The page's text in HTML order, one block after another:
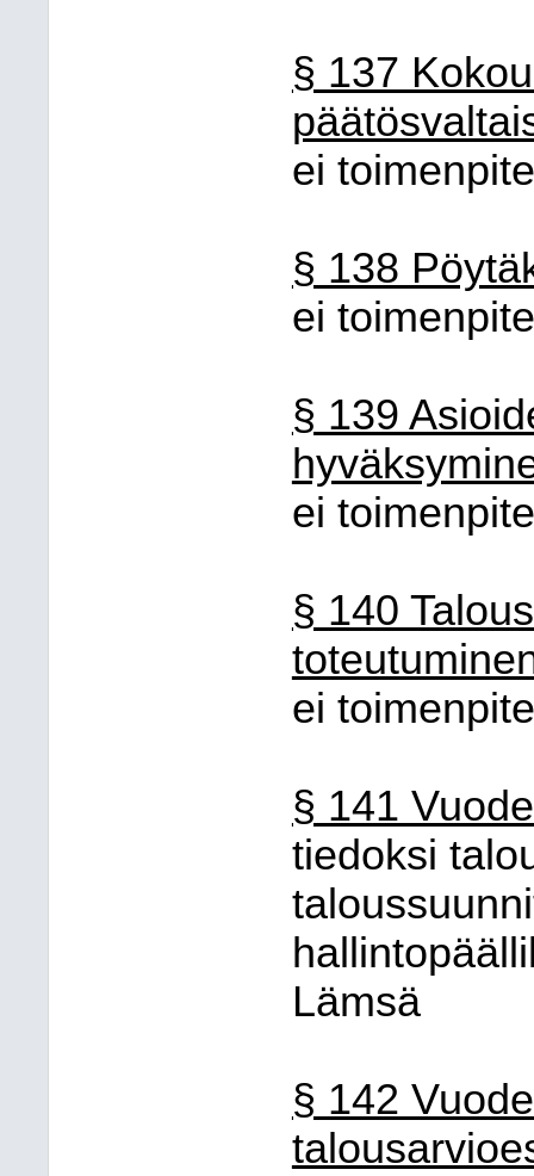
§ 137
ei
§ 138
ei
§ 139
ei
§ 140
ei
§ 141
tiedoksi
Lämsä
§ 142